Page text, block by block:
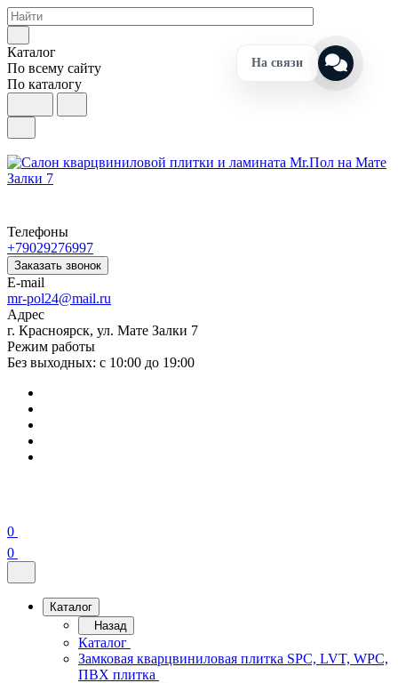
Каталог
По всему сайту
По каталогу
Телефоны
+79029276997
Заказать звонок
E-mail
mr-pol24@mail.ru
Адрес
г. Красноярск, ул. Мате Залки 7
Режим работы
Без выходных: с 10:00 до 19:00
0
0
Каталог
Назад
Каталог
Замковая кварцвиниловая плитка SPC, LVT, WPC,
ПВХ плитка
На связи